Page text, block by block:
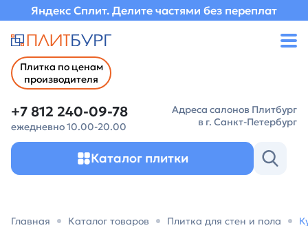
Яндекс Сплит. Делите частями без переплат
Плитка по ценам
производителя
+7 812 240-09-78
ежедневно 10.00-20.00
Адреса салонов Плитбург
в г. Санкт-Петербург
Каталог плитки
Главная Каталог товаров Плитка для стен и пола